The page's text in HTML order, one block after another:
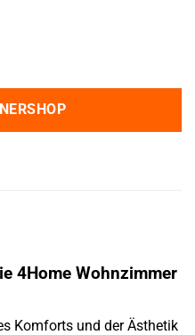
4Home Wohnzimmer
Komforts und der Ästhetik